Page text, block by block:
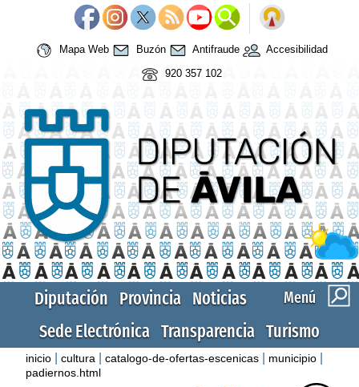
Mapa Web Buzón Antifraude
Accesibilidad
920 357 102
Menú
Diputación Provincia Noticias
Sede Electrónica Transparencia Turismo
inicio |cultura |catalogo-de-ofertas-escenicas municipio
padiernos.html